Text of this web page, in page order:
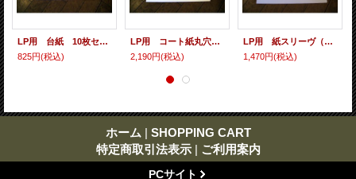
LP用 台紙 10枚セット
825円(税込)
LP用 コート紙丸穴ジャケ 10枚セット
2,190円(税込)
LP用 紙スリーヴ（レギュラー 四角の角） 10枚セット
1,470円(税込)
ホーム | SHOPPING CART
特定商取引法表示 | ご利用案内
PCサイト